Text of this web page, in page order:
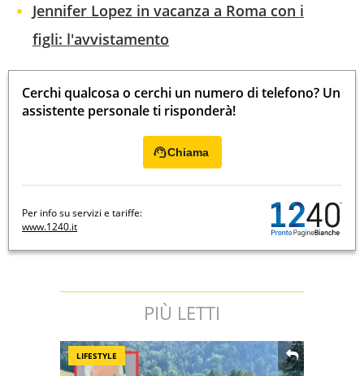
Jennifer Lopez in vacanza a Roma con i
figli: l'avvistamento
Cerchi qualcosa o cerchi un numero di telefono? Un
assistente personale ti risponderà!
Chiama
Per info su servizi e tariffe:
www.1240.it
PIÙ LETTI
LIFESTYLE